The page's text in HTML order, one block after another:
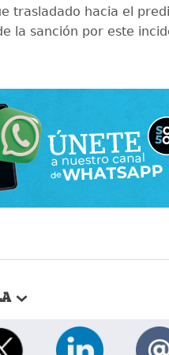
trasladado hacia el
la sanción por este